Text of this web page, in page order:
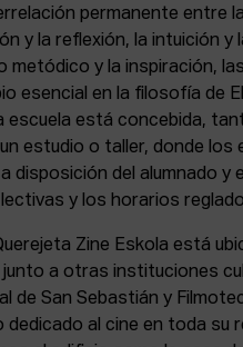
permanente entre
y la reflexión, la intuición
metódico y la inspiración,
esencial en la filosofía de
escuela está concebida,
estudio o taller, donde
disposición del alumnado y
y los horarios
Zine Eskola está
a otras instituciones
de San Sebastián y
dedicado al cine en toda su